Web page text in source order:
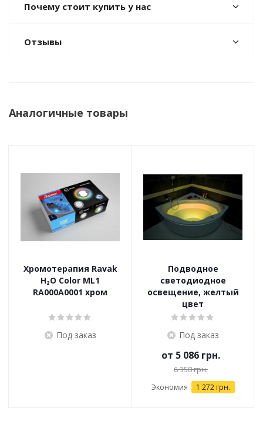
Почему стоит купить у нас
Отзывы
Аналогичные товары
Хромотерапия Ravak
H₂O Color ML1
RA000A0001 хром
Под заказ
Подводное
светодиодное
освещение, желтый
цвет
Под заказ
от 5 086 грн.
6 358 грн.
Экономия 1 272 грн.